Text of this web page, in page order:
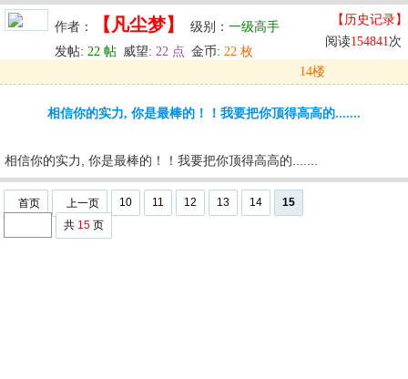
作者： 【凡尘梦】 级别： 一级高手
发帖: 22 帖 威望: 22 点 金币: 22 枚
【历史记录】
阅读154841次
14楼
u 编辑 u
相信你的实力, 你是最棒的！！我要把你顶得高高的.......
相信你的实力, 你是最棒的！！我要把你顶得高高的.......
首页 上一页 10 11 12 13 14
15
共 15 页